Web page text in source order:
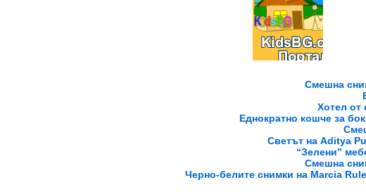
Смешна
Хотел от
Еднократно кошче за
Светът на Aditya
“Зелени”
Смешна
Черно-белите снимки на Marcia